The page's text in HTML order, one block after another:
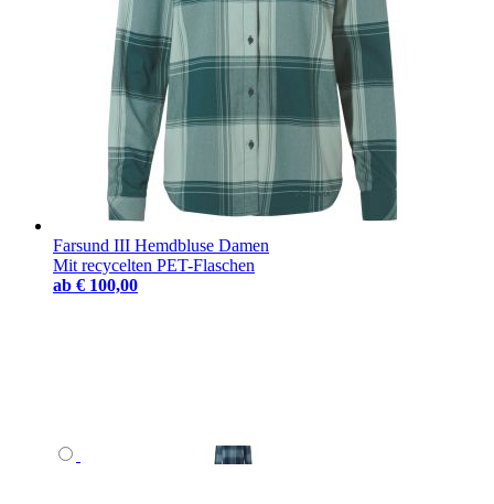
Farsund III Hemdbluse Damen
Mit recycelten PET-Flaschen
ab € 100,00